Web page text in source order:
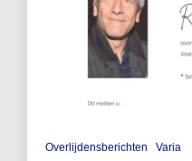
Overlijdensberichten Varia